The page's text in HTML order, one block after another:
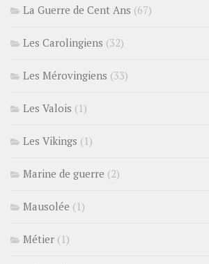
La Guerre de Cent Ans (67)
Les Carolingiens (32)
Les Mérovingiens (33)
Les Valois (1)
Les Vikings (1)
Marine de guerre (2)
Mausolée (1)
Métier (1)